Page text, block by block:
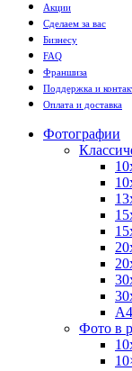
Акции
Сделаем за вас
Бизнесу
FAQ
Франшиза
Поддержка и
Оплата и доставка
Фотографии
А4
Фото в